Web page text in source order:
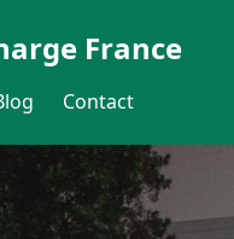
France
Contact